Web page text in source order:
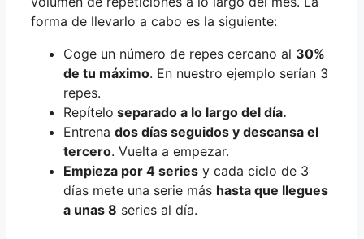
forma de llevarlo a cabo es la siguiente:
Coge un número de repes cercano al 30%
de tu máximo. En nuestro ejemplo serían 3
repes.
Repítelo separado a lo largo del día.
Entrena dos días seguidos y descansa el
tercero. Vuelta a empezar.
Empieza por 4 series y cada ciclo de 3
días mete una serie más hasta que llegues
a unas 8 series al día.